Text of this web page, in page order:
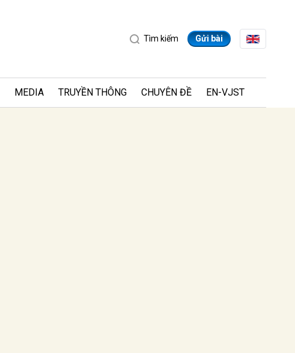
Tìm kiếm Gửi bài
MEDIA TRUYỀN THÔNG CHUYÊN ĐỀ EN-VJST